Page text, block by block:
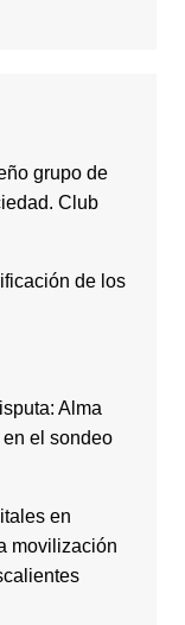
grupo de
Club
de los
Alma
el sondeo
en
movilización